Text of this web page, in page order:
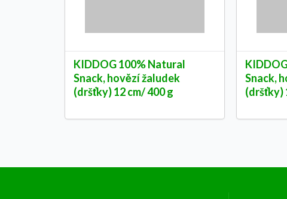
KIDDOG 100% Natural
Snack, hovězí žaludek
(dršťky) 12 cm/ 400 g
Snack,
(dršťky)